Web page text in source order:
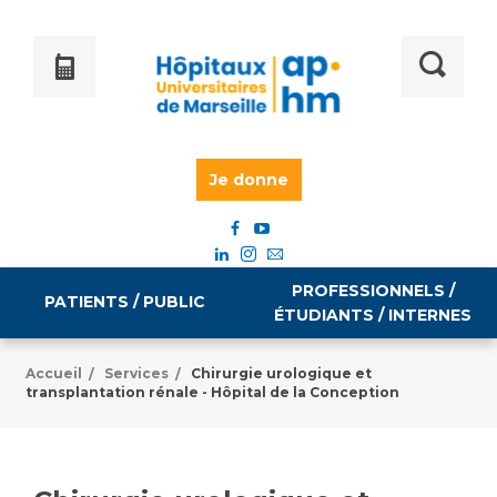
Je donne
PATIENTS / PUBLIC
Informations pratiques
PROFESSIONNELS /
ÉTUDIANTS / INTERNES
Égalité professionnelle
Emploi / formation
Accueil / Services /
Chirurgie urologique et
transplantation rénale - Hôpital de la Conception